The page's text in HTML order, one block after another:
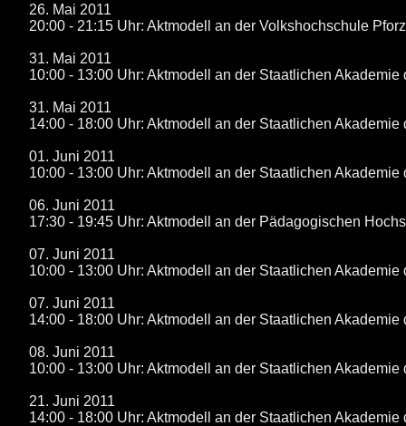
26. Mai 2011
20:00 - 21:15 Uhr: Aktmodell an der Volkshochschule
31. Mai 2011
10:00 - 13:00 Uhr: Aktmodell an der Staatlichen
31. Mai 2011
14:00 - 18:00 Uhr: Aktmodell an der Staatlichen
01. Juni 2011
10:00 - 13:00 Uhr: Aktmodell an der Staatlichen
06. Juni 2011
17:30 - 19:45 Uhr: Aktmodell an der Pädagogischen
07. Juni 2011
10:00 - 13:00 Uhr: Aktmodell an der Staatlichen
07. Juni 2011
14:00 - 18:00 Uhr: Aktmodell an der Staatlichen
08. Juni 2011
10:00 - 13:00 Uhr: Aktmodell an der Staatlichen
21. Juni 2011
14:00 - 18:00 Uhr: Aktmodell an der Staatlichen